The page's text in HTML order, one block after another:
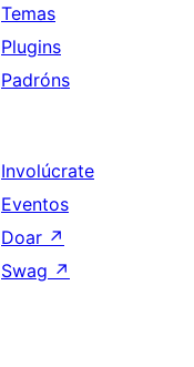
Temas
Plugins
Padróns
Involúcrate
Eventos
Doar ↗
Swag ↗